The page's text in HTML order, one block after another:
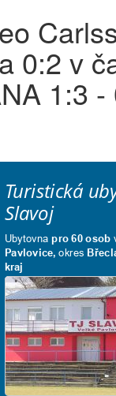
0:2 v
1:3